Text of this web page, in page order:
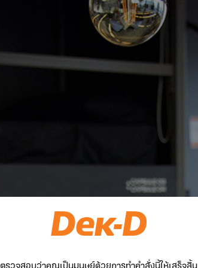
ตรวจสอบว่าคุณเป็นมนุษย์ด้วยการทำคำสั่งนี้ให้เสร็จสิ้น